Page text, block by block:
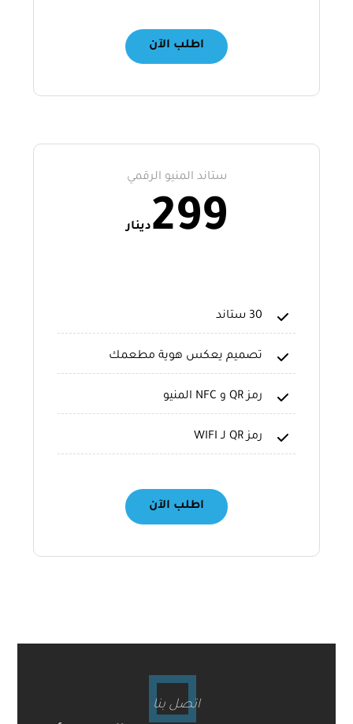
اطلب الآن
ستاند المنيو الرقمي
299دينار
30 ستاند
تصميم يعكس هوية مطعمك
رمز QR و NFC المنيو
رمز QR لـ WIFI
اطلب الآن
اتصل بنا